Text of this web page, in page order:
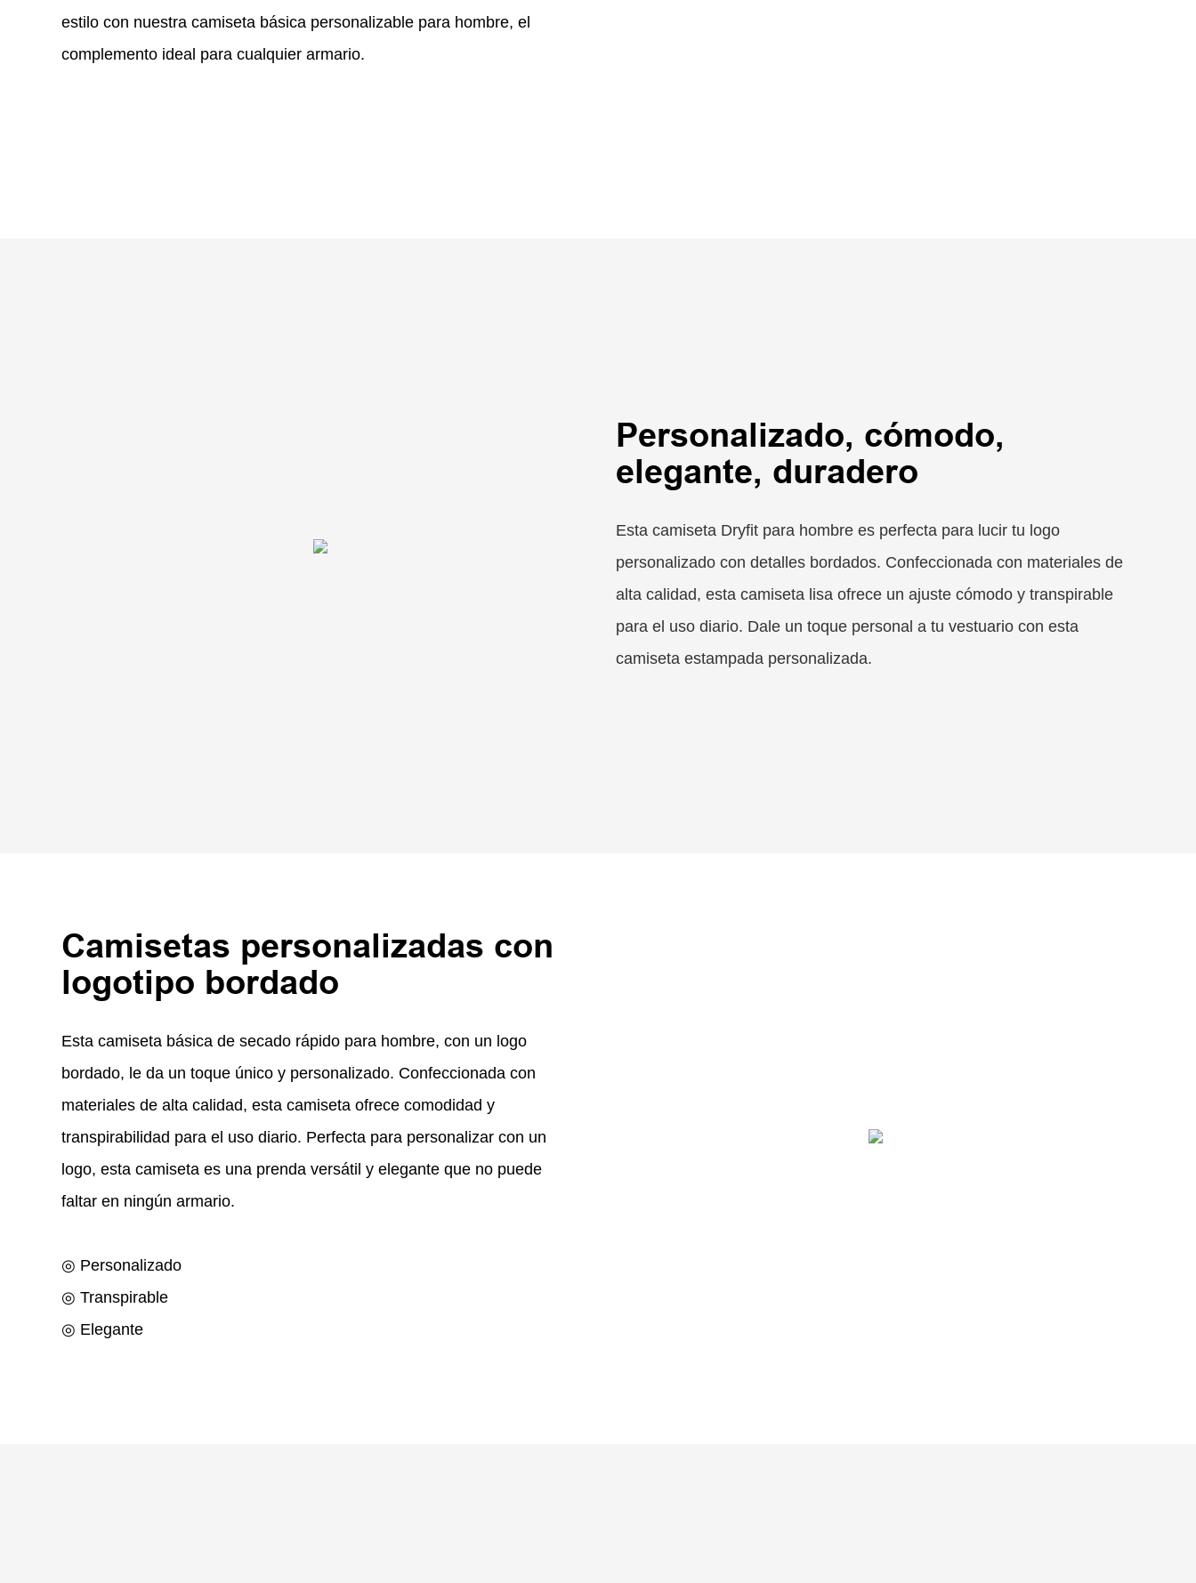
estilo con nuestra camiseta básica personalizable para hombre, el
complemento ideal para cualquier armario.
Personalizado, cómodo,
elegante, duradero
Esta camiseta Dryfit para hombre es perfecta para lucir tu logo
personalizado con detalles bordados. Confeccionada con materiales de
alta calidad, esta camiseta lisa ofrece un ajuste cómodo y transpirable
para el uso diario. Dale un toque personal a tu vestuario con esta
camiseta estampada personalizada.
Camisetas personalizadas con
logotipo bordado
Esta camiseta básica de secado rápido para hombre, con un logo
bordado, le da un toque único y personalizado. Confeccionada con
materiales de alta calidad, esta camiseta ofrece comodidad y
transpirabilidad para el uso diario. Perfecta para personalizar con un
logo, esta camiseta es una prenda versátil y elegante que no puede
faltar en ningún armario.
◎ Personalizado
◎ Transpirable
◎ Elegante